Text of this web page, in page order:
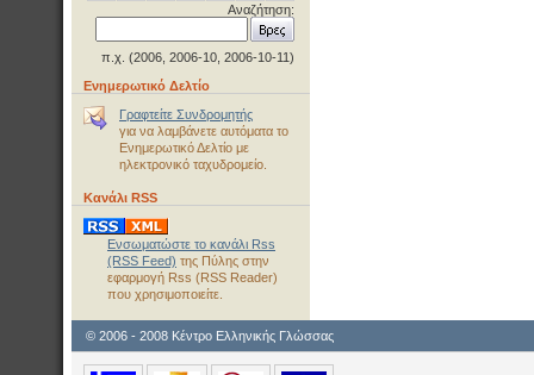
Αναζήτηση:
π.χ. (2006, 2006-10, 2006-10-11)
Ενημερωτικό Δελτίο
Γραφτείτε Συνδρομητής
για να λαμβάνετε αυτόματα το
Ενημερωτικό Δελτίο με
ηλεκτρονικό ταχυδρομείο.
Κανάλι RSS
Ενσωματώστε το κανάλι Rss
(RSS Feed) της Πύλης στην
εφαρμογή Rss (RSS Reader)
που χρησιμοποιείτε.
© 2006 - 2008 Κέντρο Ελληνικής Γλώσσας